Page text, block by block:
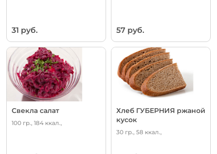
31 руб. 57 руб.
Свекла салат
100 гр., 184 ккал.,
Хлеб ГУБЕРНИЯ ржаной
кусок
30 гр., 58 ккал.,